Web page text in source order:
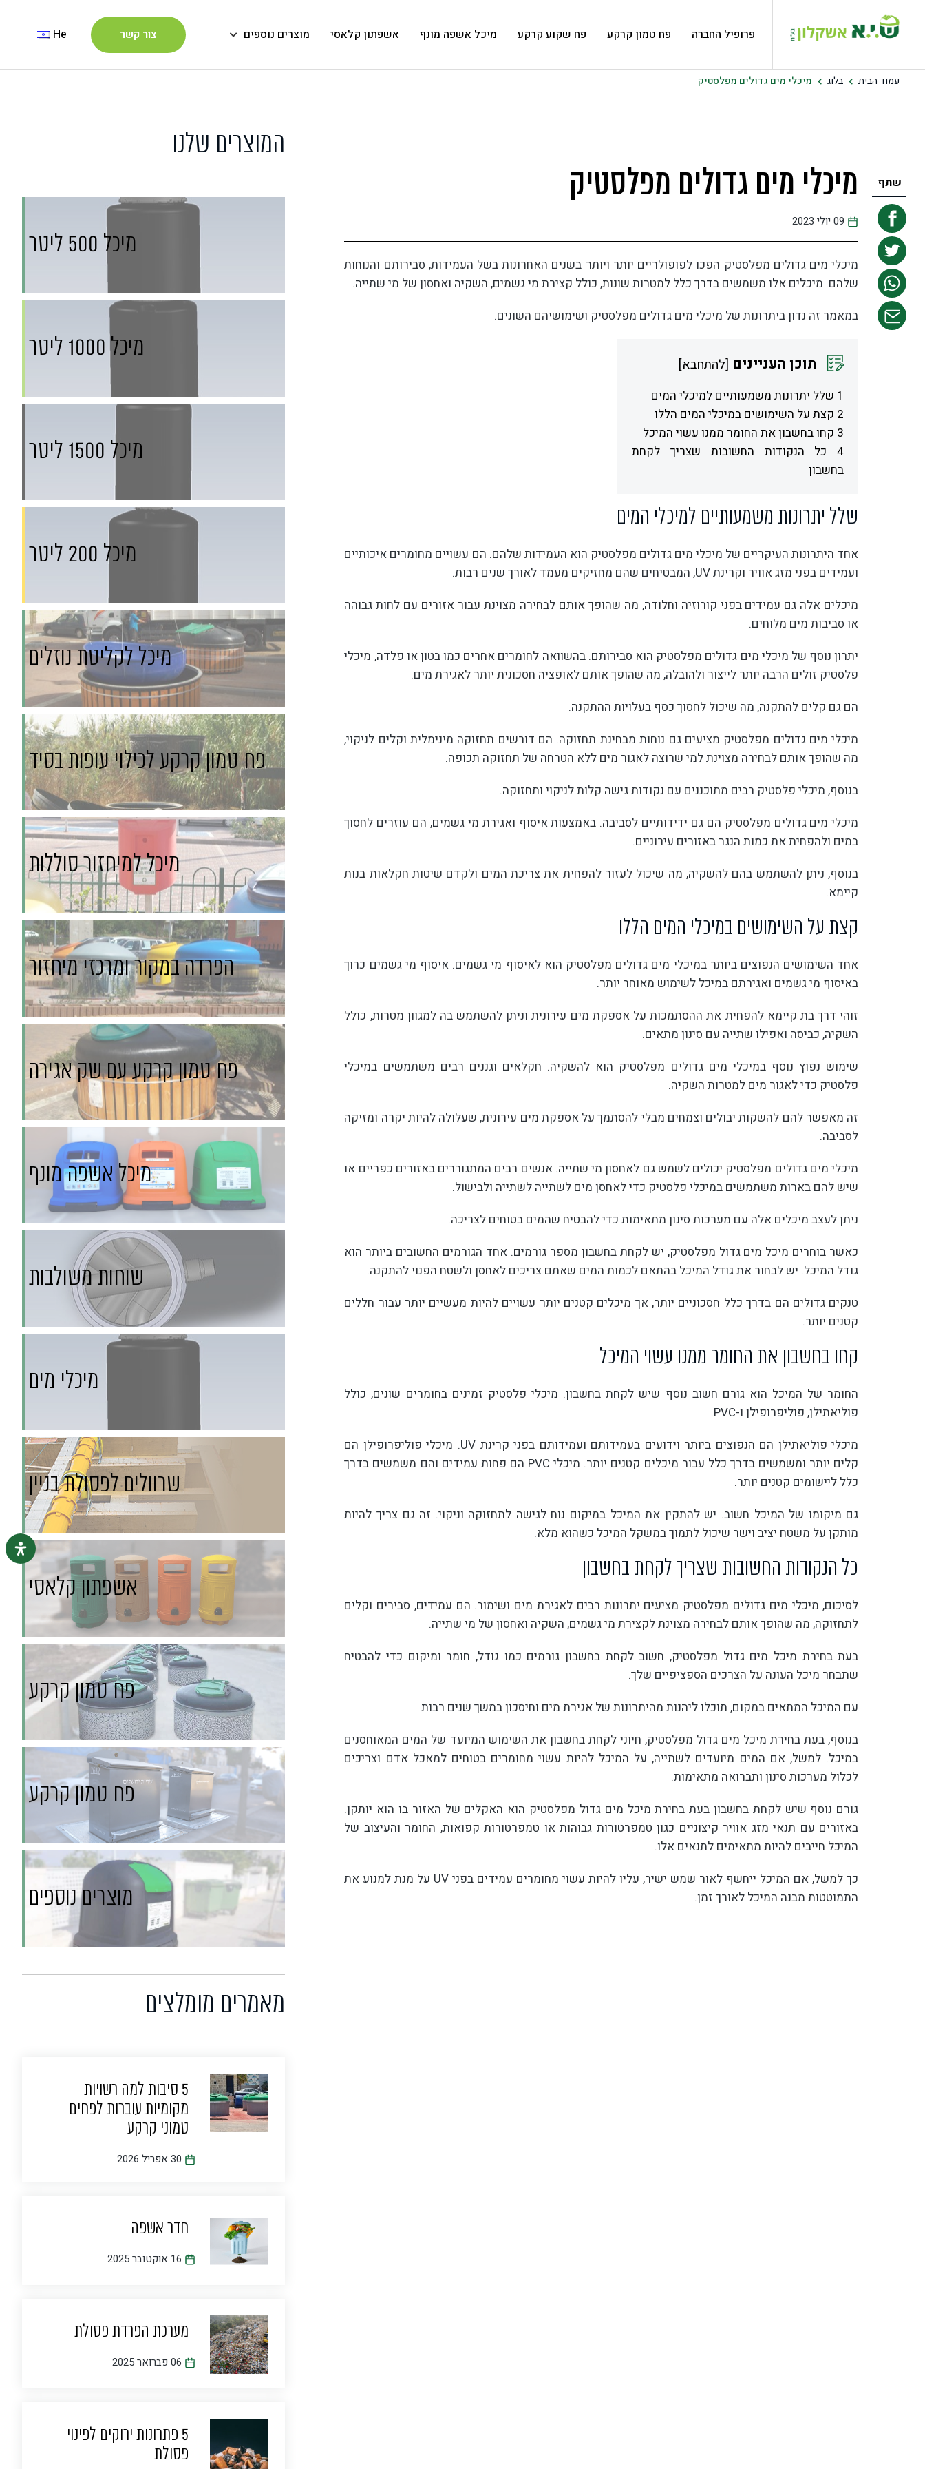
פרופיל החברה פח טמון קרקע פח שקוע קרקע מיכל אשפה מונף אשפתון קלאסי מוצרים נוספים צור קשר He
עמוד הבית בלוג מיכלי מים גדולים מפלסטיק
שתף מיכלי מים גדולים מפלסטיק
מיכלי מים גדולים מפלסטיק הפכו לפופולריים יותר ויותר בשנים האחרונות בשל העמידות, סבירותם והנוחות
שלהם. מיכלים אלו משמשים בדרך כלל למטרות שונות, כולל קצירת מי גשמים, השקיה ואחסון של מי שתייה.
במאמר זה נדון ביתרונות של מיכלי מים גדולים מפלסטיק ושימושיהם השונים.
תוכן העניינים [להתחבא]
1 שלל יתרונות משמעותיים למיכלי המים
2 קצת על השימושים במיכלי המים הללו
3 קחו בחשבון את החומר ממנו עשוי המיכל
4 כל הנקודות החשובות שצריך לקחת
בחשבון
שלל יתרונות משמעותיים למיכלי המים
אחד היתרונות העיקריים של מיכלי מים גדולים מפלסטיק הוא העמידות שלהם. הם עשויים מחומרים איכותיים
ועמידים בפני מזג אוויר וקרינת UV, המבטיחים שהם מחזיקים מעמד לאורך שנים רבות.
מיכלים אלה גם עמידים בפני קורוזיה וחלודה, מה שהופך אותם לבחירה מצוינת עבור אזורים עם לחות גבוהה
או סביבות מים מלוחים.
יתרון נוסף של מיכלי מים גדולים מפלסטיק הוא סבירותם. בהשוואה לחומרים אחרים כמו בטון או פלדה, מיכלי
פלסטיק זולים הרבה יותר לייצור ולהובלה, מה שהופך אותם לאופציה חסכונית יותר לאגירת מים.
הם גם קלים להתקנה, מה שיכול לחסוך כסף בעלויות ההתקנה.
מיכלי מים גדולים מפלסטיק מציעים גם נוחות מבחינת תחזוקה. הם דורשים תחזוקה מינימלית וקלים לניקוי,
מה שהופך אותם לבחירה מצוינת למי שרוצה לאגור מים ללא הטרחה של תחזוקה תכופה.
בנוסף, מיכלי פלסטיק רבים מתוכננים עם נקודות גישה קלות לניקוי ותחזוקה.
מיכלי מים גדולים מפלסטיק הם גם ידידותיים לסביבה. באמצעות איסוף ואגירת מי גשמים, הם עוזרים לחסוך
במים ולהפחית את כמות הנגר באזורים עירוניים.
בנוסף, ניתן להשתמש בהם להשקיה, מה שיכול לעזור להפחית את צריכת המים ולקדם שיטות חקלאות בנות
קיימא.
קצת על השימושים במיכלי המים הללו
אחד השימושים הנפוצים ביותר במיכלי מים גדולים מפלסטיק הוא לאיסוף מי גשמים. איסוף מי גשמים כרוך
באיסוף מי גשמים ואגירתם במיכל לשימוש מאוחר יותר.
זוהי דרך בת קיימא להפחית את ההסתמכות על אספקת מים עירונית וניתן להשתמש בה למגוון מטרות, כולל
השקיה, כביסה ואפילו שתייה עם סינון מתאים.
שימוש נפוץ נוסף במיכלי מים גדולים מפלסטיק הוא להשקיה. חקלאים וגננים רבים משתמשים במיכלי
פלסטיק כדי לאגור מים למטרות השקיה.
זה מאפשר להם להשקות יבולים וצמחים מבלי להסתמך על אספקת מים עירונית, שעלולה להיות יקרה ומזיקה
לסביבה.
מיכלי מים גדולים מפלסטיק יכולים לשמש גם לאחסון מי שתייה. אנשים רבים המתגוררים באזורים כפריים או
שיש להם בארות משתמשים במיכלי פלסטיק כדי לאחסן מים לשתייה לשתייה ולבישול.
ניתן לעצב מיכלים אלה עם מערכות סינון מתאימות כדי להבטיח שהמים בטוחים לצריכה.
כאשר בוחרים מיכל מים גדול מפלסטיק, יש לקחת בחשבון מספר גורמים. אחד הגורמים החשובים ביותר הוא
גודל המיכל. יש לבחור את גודל המיכל בהתאם לכמות המים שאתם צריכים לאחסן ולשטח הפנוי להתקנה.
טנקים גדולים הם בדרך כלל חסכוניים יותר, אך מיכלים קטנים יותר עשויים להיות מעשיים יותר עבור חללים
קטנים יותר.
קחו בחשבון את החומר ממנו עשוי המיכל
החומר של המיכל הוא גורם חשוב נוסף שיש לקחת בחשבון. מיכלי פלסטיק זמינים בחומרים שונים, כולל
פוליאתילן, פוליפרופילן ו-PVC.
מיכלי פוליאתילן הם הנפוצים ביותר וידועים בעמידותם ועמידותם בפני קרינת UV. מיכלי פוליפרופילן הם
קלים יותר ומשמשים בדרך כלל עבור מיכלים קטנים יותר. מיכלי PVC הם פחות עמידים והם משמשים בדרך
כלל ליישומים קטנים יותר.
גם מיקומו של המיכל חשוב. יש להתקין את המיכל במיקום נוח לגישה לתחזוקה וניקוי. זה גם צריך להיות
מותקן על משטח יציב וישר שיכול לתמוך במשקל המיכל כשהוא מלא.
כל הנקודות החשובות שצריך לקחת בחשבון
לסיכום, מיכלי מים גדולים מפלסטיק מציעים יתרונות רבים לאגירת מים ושימור. הם עמידים, סבירים וקלים
לתחזוקה, מה שהופך אותם לבחירה מצוינת לקצירת מי גשמים, השקיה ואחסון של מי שתייה.
בעת בחירת מיכל מים גדול מפלסטיק, חשוב לקחת בחשבון גורמים כמו גודל, חומר ומיקום כדי להבטיח
שתבחר מיכל העונה על הצרכים הספציפיים שלך.
עם המיכל המתאים במקום, תוכלו ליהנות מהיתרונות של אגירת מים וחיסכון במשך שנים רבות
בנוסף, בעת בחירת מיכל מים גדול מפלסטיק, חיוני לקחת בחשבון את השימוש המיועד של המים המאוחסנים
במיכל. למשל, אם המים מיועדים לשתייה, על המיכל להיות עשוי מחומרים בטוחים למאכל אדם וצריכים
לכלול מערכות סינון ותברואה מתאימות.
גורם נוסף שיש לקחת בחשבון בעת בחירת מיכל מים גדול מפלסטיק הוא האקלים של האזור בו הוא יותקן.
באזורים עם תנאי מזג אוויר קיצוניים כגון טמפרטורות גבוהות או טמפרטורות קפואות, החומר והעיצוב של
המיכל חייבים להיות מתאימים לתנאים אלו.
כך למשל, אם המיכל ייחשף לאור שמש ישיר, עליו להיות עשוי מחומרים עמידים בפני UV על מנת למנוע את
התמוטטות מבנה המיכל לאורך זמן.
המוצרים שלנו
מיכל 500 ליטר
מיכל 1000 ליטר
מיכל 1500 ליטר
מיכל 200 ליטר
מיכל לקליטת נוזלים
פח טמון קרקע לכילוי עופות בסיד
מיכל למיחזור סוללות
הפרדה במקור ומרכזי מיחזור
פח טמון קרקע עם שק אגירה
מיכל אשפה מונף
שוחות משולבות
מיכלי מים
שרוולים לפסולת בניין
אשפתון קלאסי
פח טמון קרקע
פח טמון קרקע
מוצרים נוספים
מאמרים מומלצים
5 סיבות למה רשויות
מקומיות עוברות לפחים
טמוני קרקע
חדר אשפה
מערכת הפרדת פסולת
5 פתרונות ירוקים לפינוי
פסולת